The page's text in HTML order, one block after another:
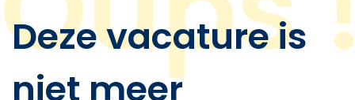
Deze vacature is
niet meer